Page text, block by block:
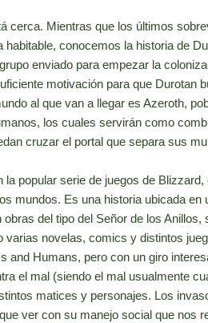
cerca. Mientras que los últimos
habitable, conocemos la historia de
enviado para empezar la
motivación para que Durotan
al que van a llegar es Azeroth,
los cuales servirán como
cruzar el portal que separa sus
la popular serie de juegos de
mundos. Es una historia ubicada en
del tipo del Señor de los
varias novelas, comics y distintos
and Humans, pero con un giro
el mal (siendo el mal usualmente
matices y personajes. Los
ver con su manejo social que nos